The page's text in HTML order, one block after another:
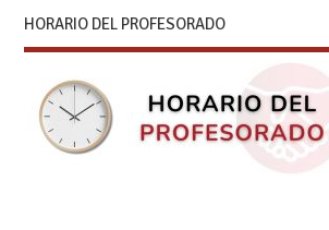
HORARIO DEL PROFESORADO